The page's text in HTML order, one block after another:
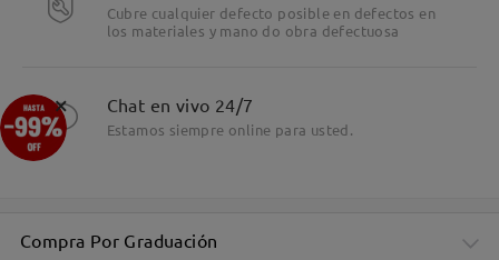
Cubre cualquier defecto posible en defectos en
los materiales y mano do obra defectuosa
Chat en vivo 24/7
Estamos siempre online para usted.
Compra Por Graduación
×